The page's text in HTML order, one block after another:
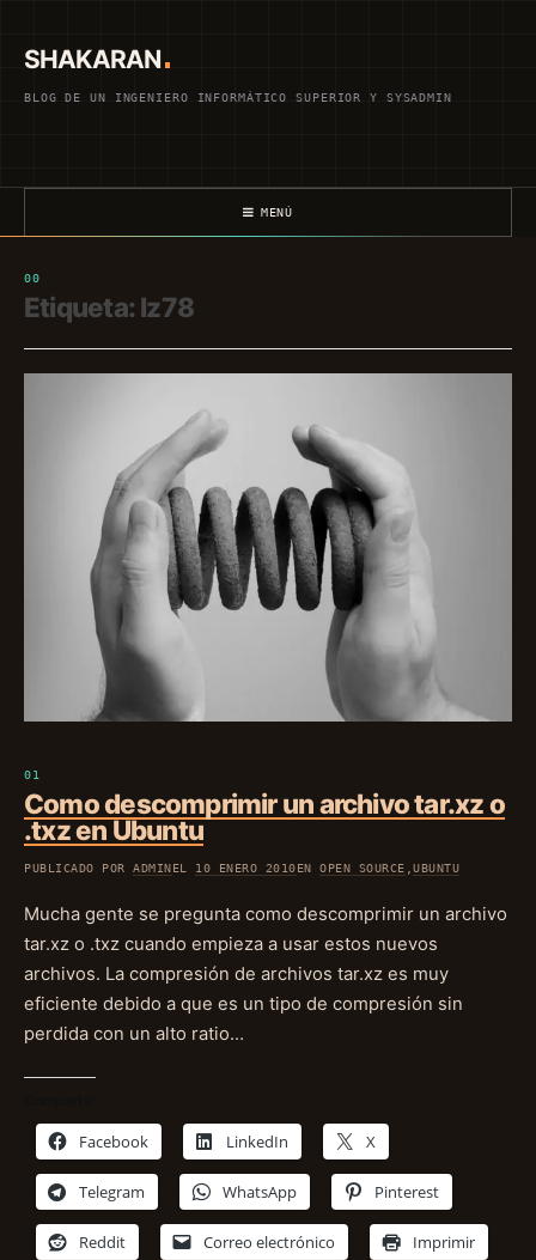
contenido
SHAKARAN
BLOG DE UN INGENIERO INFORMÁTICO SUPERIOR Y SYSADMIN
MENÚ
Etiqueta: lz78
Como descomprimir un archivo tar.xz o
.txz en Ubuntu
PUBLICADO PORADMINEL 10 ENERO 2010ENOPEN SOURCE ,UBUNTU
Mucha gente se pregunta como descomprimir un archivo
tar.xz o .txz cuando empieza a usar estos nuevos
archivos. La compresión de archivos tar.xz es muy
eficiente debido a que es un tipo de compresión sin
perdida con un alto ratio…
Facebook LinkedIn X
Telegram WhatsApp Pinterest
Reddit Correo electrónico Imprimir